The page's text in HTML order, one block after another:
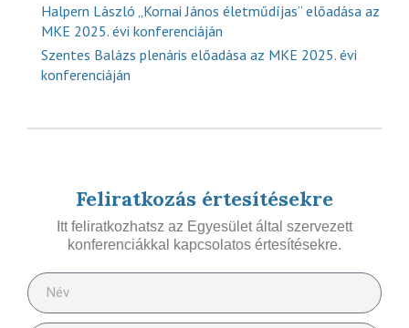
Halpern László „Kornai János életműdíjas” előadása az
MKE 2025. évi konferenciáján
Szentes Balázs plenáris előadása az MKE 2025. évi
konferenciáján
Feliratkozás értesítésekre
Itt feliratkozhatsz az Egyesület által szervezett
konferenciákkal kapcsolatos értesítésekre.